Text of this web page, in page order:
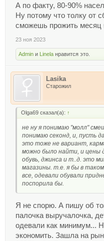
А по факту, 80-90%
Ну потому что толку от
сможешь прожить месяц
23 ноя 2023
Admin и Linela нравится это.
Lasika
Старожил
Olga69 сказал(а): ↑
не ну я понимаю "молл"
понимаю секонд, и, пусть
это тоже не вариант,
можно было найти, и цены
обувь, джинса и т..д. это
магазины. т.е. я бы в
все, одевали обували
поспорила бы.
Я не спорю. А пишу об
палочка выручалочка,
одевали как минимум...
экономить. Зашла на